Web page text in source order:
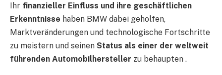
Ihr finanzieller Einfluss und ihre geschäftlichen
Erkenntnisse haben BMW dabei geholfen,
Marktveränderungen und technologische Fortschritte
zu meistern und seinen Status als einer der weltweit
führenden Automobilhersteller zu behaupten .